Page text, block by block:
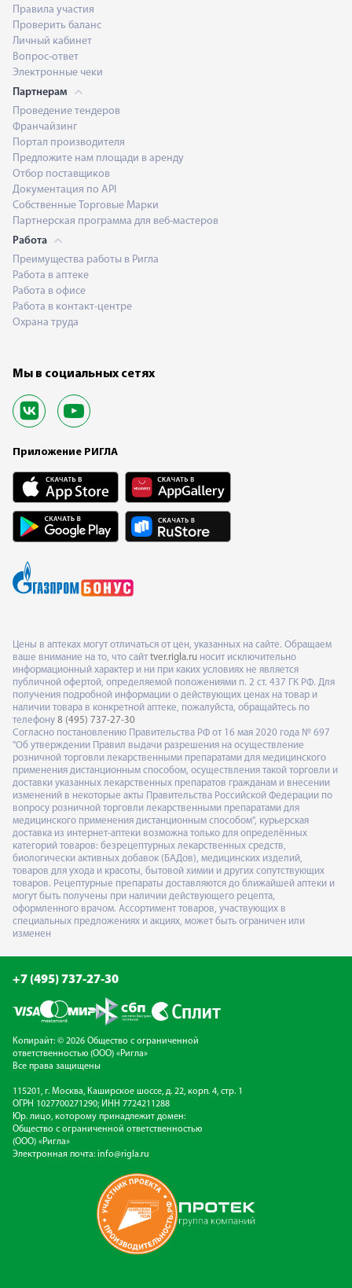
Правила участия
Проверить баланс
Личный кабинет
Вопрос-ответ
Электронные чеки
Партнерам
Проведение тендеров
Франчайзинг
Портал производителя
Предложите нам площади в аренду
Отбор поставщиков
Документация по API
Собственные Торговые Марки
Партнерская программа для веб-мастеров
Работа
Преимущества работы в Ригла
Работа в аптеке
Работа в офисе
Работа в контакт-центре
Охрана труда
Мы в социальных сетях
Приложение РИГЛА
Цены в аптеках могут отличаться от цен, указанных на сайте. Обращаем
ваше внимание на то, что сайт tver.rigla.ru носит исключительно
информационный характер и ни при каких условиях не является
публичной офертой, определяемой положениями п. 2 ст. 437 ГК РФ. Для
получения подробной информации о действующих ценах на товар и
наличии товара в конкретной аптеке, пожалуйста, обращайтесь по
телефону 8 (495) 737-27-30
Согласно постановлению Правительства РФ от 16 мая 2020 года № 697
"Об утверждении Правил выдачи разрешения на осуществление
розничной торговли лекарственными препаратами для медицинского
применения дистанционным способом, осуществления такой торговли и
доставки указанных лекарственных препаратов гражданам и внесении
изменений в некоторые акты Правительства Российской Федерации по
вопросу розничной торговли лекарственными препаратами для
медицинского применения дистанционным способом", курьерская
доставка из интернет-аптеки возможна только для определённых
категорий товаров: безрецептурных лекарственных средств,
биологически активных добавок (БАДов), медицинских изделий,
товаров для ухода и красоты, бытовой химии и других сопутствующих
товаров. Рецептурные препараты доставляются до ближайшей аптеки и
могут быть получены при наличии действующего рецепта,
оформленного врачом. Ассортимент товаров, участвующих в
специальных предложениях и акциях, может быть ограничен или
изменен
+7 (495) 737-27-30
Копирайт: © 2026 Общество с ограниченной
ответственностью (ООО) «Ригла»
Все права защищены
115201, г. Москва, Каширское шоссе, д. 22, корп. 4, стр. 1
ОГРН 1027700271290; ИНН 7724211288
Юр. лицо, которому принадлежит домен:
Общество с ограниченной ответственностью
(ООО) «Ригла»
Электронная почта: info@rigla.ru